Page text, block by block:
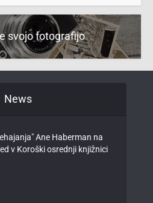
svojo fotografijo
News
Ane Haberman na
v Koroški osrednji knjižnici